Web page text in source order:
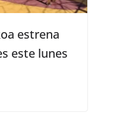
estrena
este lunes